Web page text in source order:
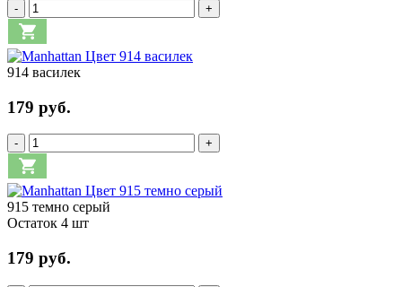
- +
914 василек
179 руб.
- +
915 темно серый
Остаток 4 шт
179 руб.